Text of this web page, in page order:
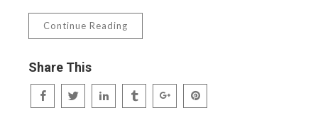
Continue Reading
Share This